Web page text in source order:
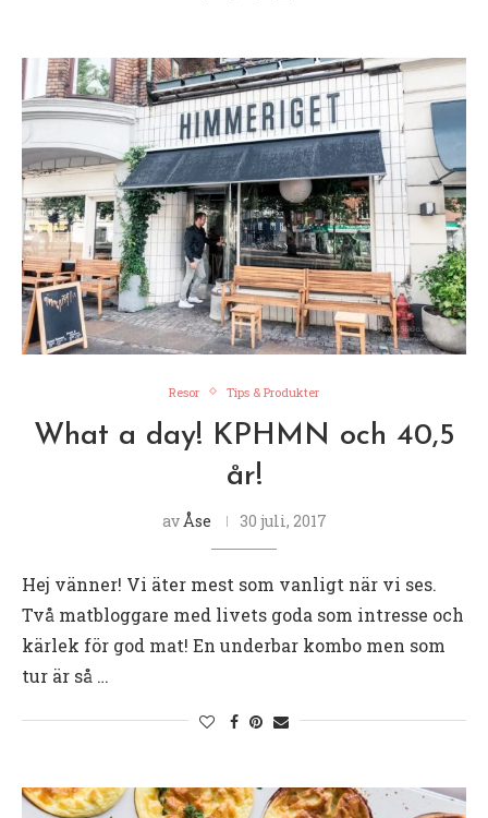
Resor Tips & Produkter
What a day! KPHMN och 40,5
år!
av Åse 30 juli, 2017
Hej vänner! Vi äter mest som vanligt när vi ses.
Två matbloggare med livets goda som intresse och
kärlek för god mat! En underbar kombo men som
tur är så …